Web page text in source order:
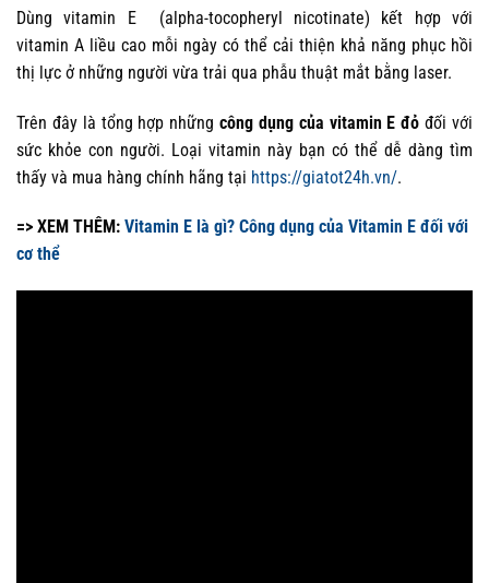
Dùng vitamin E (alpha-tocopheryl nicotinate) kết hợp với
vitamin A liều cao mỗi ngày có thể cải thiện khả năng phục hồi
thị lực ở những người vừa trải qua phẫu thuật mắt bằng laser.
Trên đây là tổng hợp nhữngcông dụng của vitamin E đỏđối với
sức khỏe con người. Loại vitamin này bạn có thể dễ dàng tìm
thấy và mua hàng chính hãng tại https://giatot24h.vn/.
=> XEM THÊM: Vitamin E là gì? Công dụng của Vitamin E đối với
cơ thể